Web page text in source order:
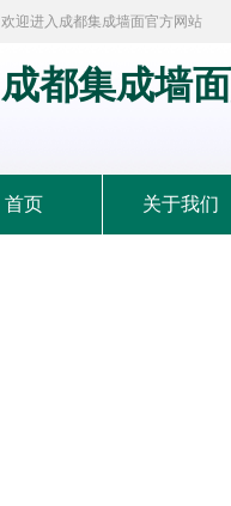
欢迎进入成都集成墙面官方网站
成都集成墙
首页 关于我们